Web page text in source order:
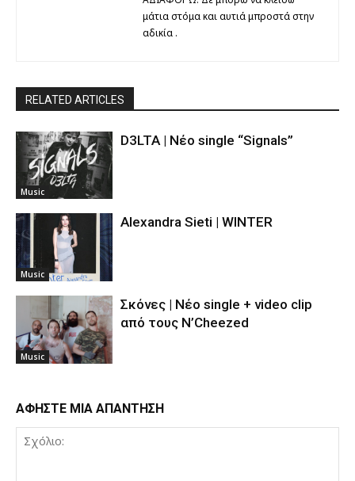
μάτια στόμα και αυτιά μπροστά στην
αδικία .
RELATED ARTICLES
Music
D3LTA | Νέο single “Signals”
Music
Alexandra Sieti | WINTER
Music
Σκόνες | Νέο single + video clip
από τους N’Cheezed
ΑΦΗΣΤΕ ΜΙΑ ΑΠΑΝΤΗΣΗ